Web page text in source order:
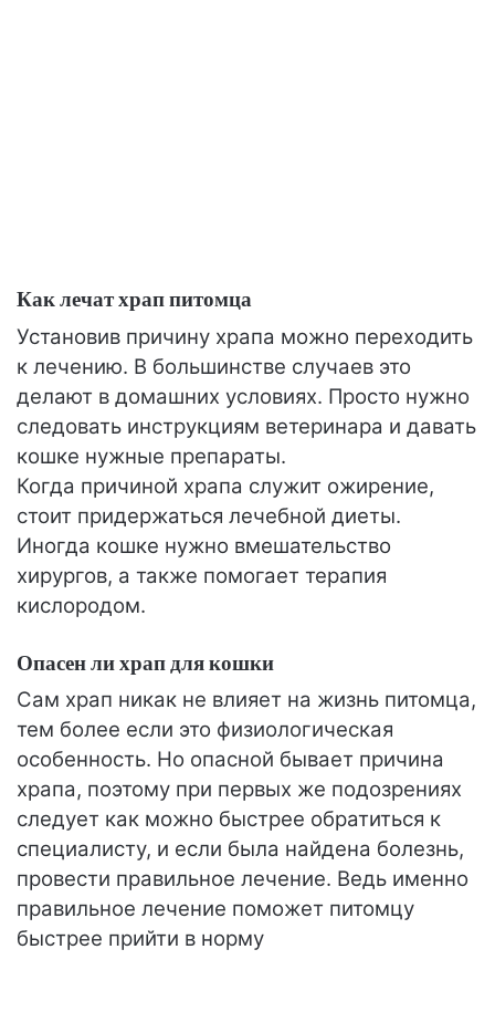
Как лечат храп питомца
Установив причину храпа можно переходить
к лечению. В большинстве случаев это
делают в домашних условиях. Просто нужно
следовать инструкциям ветеринара и давать
кошке нужные препараты.
Когда причиной храпа служит ожирение,
стоит придержаться лечебной диеты.
Иногда кошке нужно вмешательство
хирургов, а также помогает терапия
кислородом.
Опасен ли храп для кошки
Сам храп никак не влияет на жизнь питомца,
тем более если это физиологическая
особенность. Но опасной бывает причина
храпа, поэтому при первых же подозрениях
следует как можно быстрее обратиться к
специалисту, и если была найдена болезнь,
провести правильное лечение. Ведь именно
правильное лечение поможет питомцу
быстрее прийти в норму